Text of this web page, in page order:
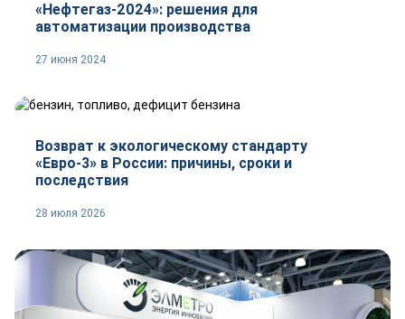
«Нефтегаз-2024»: решения для
автоматизации производства
27 июня 2024
Возврат к экологическому стандарту
«Евро-3» в России: причины, сроки и
последствия
28 июля 2026